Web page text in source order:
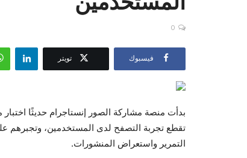
0
فيسبوك تويتر
بدأت منصة مشاركة الصور إنستاجرام حديثًا
التمرير واستعراض المنشورات.